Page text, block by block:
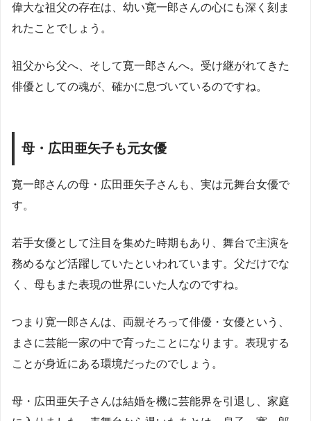
偉大な祖父の存在は、幼い寛一郎さんの心にも深く刻ま
れたことでしょう。
祖父から父へ、そして寛一郎さんへ。受け継がれてきた
俳優としての魂が、確かに息づいているのですね。
母・広田亜矢子も元女優
寛一郎さんの母・広田亜矢子さんも、実は元舞台女優で
す。
若手女優として注目を集めた時期もあり、舞台で主演を
務めるなど活躍していたといわれています。父だけでな
く、母もまた表現の世界にいた人なのですね。
つまり寛一郎さんは、両親そろって俳優・女優という、
まさに芸能一家の中で育ったことになります。表現する
ことが身近にある環境だったのでしょう。
母・広田亜矢子さんは結婚を機に芸能界を引退し、家庭